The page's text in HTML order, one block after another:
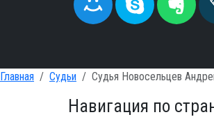
Главная Судьи Судья Новосельцев
Навигация по